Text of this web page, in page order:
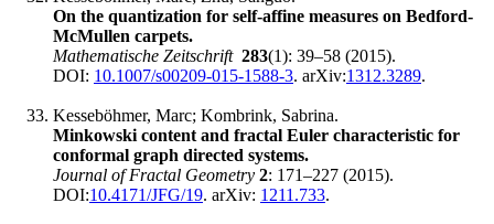
On the quantization for self-affine measures on Bedford-
McMullen carpets.
Mathematische Zeitschrift 283(1): 39‍–58 (2015).
DOI: 10.1007/s00209-015-1588-3. arXiv:1312.3289.
Kesseböhmer, Marc; Kombrink, Sabrina.
Minkowski content and fractal Euler characteristic for
conformal graph directed systems.
Journal of Fractal Geometry 2: 171–227 (2015).
DOI:10.4171/JFG/19. arXiv: 1211.733.